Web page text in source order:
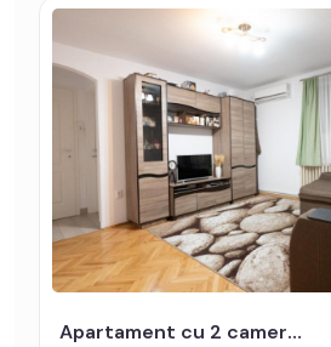
Apartament cu 2 camere de vanzare in Gheorgheni langa Piata Hermes